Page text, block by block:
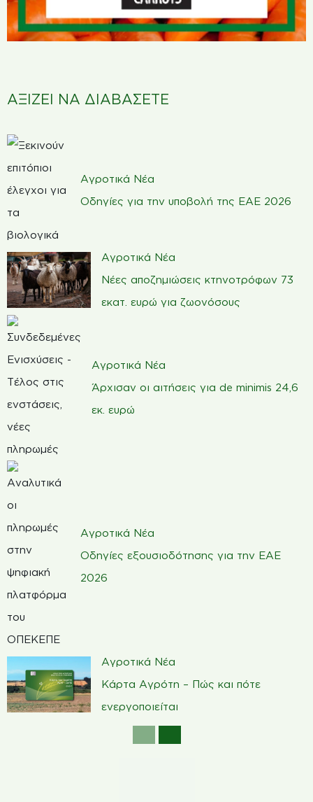
ΑΞΙΖΕΙ ΝΑ ΔΙΑΒΑΣΕΤΕ
Αγροτικά Νέα
Οδηγίες για την υποβολή της ΕΑΕ 2026
Αγροτικά Νέα
Νέες αποζημιώσεις κτηνοτρόφων 73
εκατ. ευρώ για ζωονόσους
Αγροτικά Νέα
Άρχισαν οι αιτήσεις για de minimis 24,6
εκ. ευρώ
Αγροτικά Νέα
Οδηγίες εξουσιοδότησης για την ΕΑΕ
2026
Αγροτικά Νέα
Κάρτα Αγρότη – Πώς και πότε
ενεργοποιείται